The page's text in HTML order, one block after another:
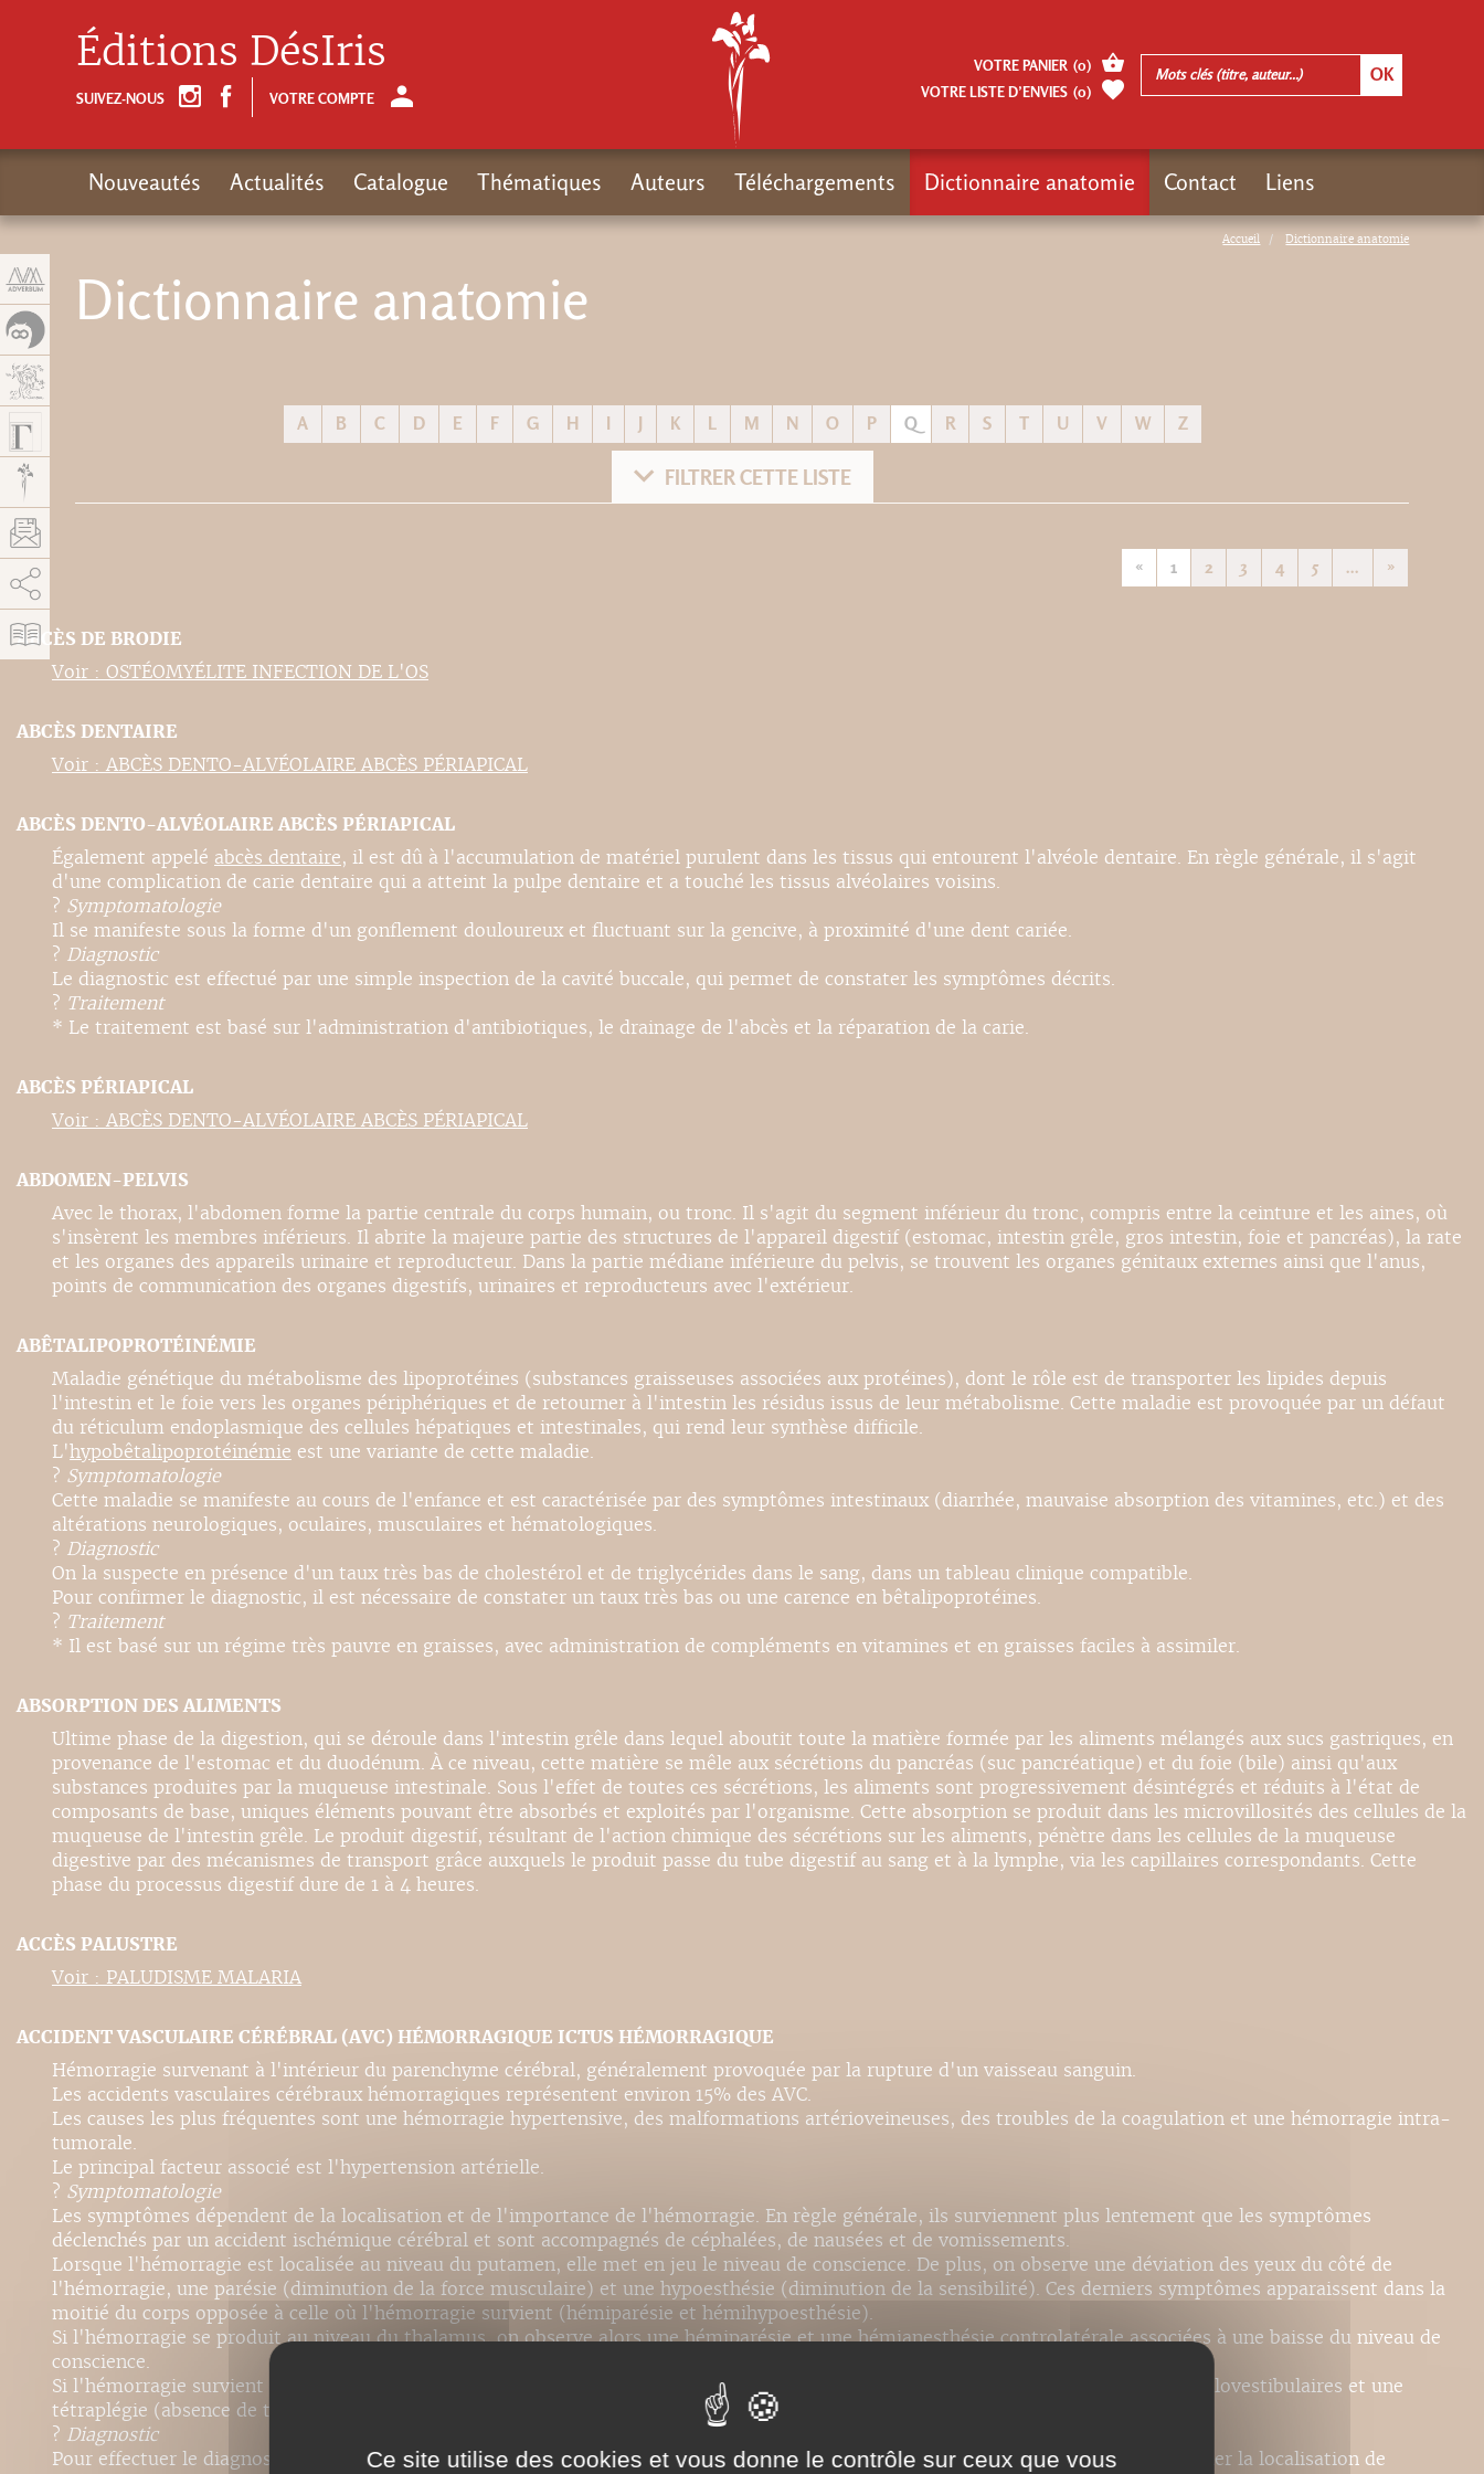
Accueil Dictionnaire anatomie
Dictionnaire anatomie
A B C D E F G H K L M N O P Q R S T U V W Z
FILTRER CETTE LISTE
« 1 2 3 4 5 ... »
ABCÈS DE BRODIE
Voir : OSTÉOMYÉLITE INFECTION DE L'OS
ABCÈS DENTAIRE
Voir : ABCÈS DENTO-ALVÉOLAIRE ABCÈS PÉRIAPICAL
ABCÈS DENTO-ALVÉOLAIRE ABCÈS PÉRIAPICAL
Également appelé abcès dentaire, il est dû à l'accumulation de matériel purulent dans les tissus qui entourent l'alvéole dentaire. En règle générale, il s'agit
d'une complication de carie dentaire qui a atteint la pulpe dentaire et a touché les tissus alvéolaires voisins.
? Symptomatologie
Il se manifeste sous la forme d'un gonflement douloureux et fluctuant sur la gencive, à proximité d'une dent cariée.
? Diagnostic
Le diagnostic est effectué par une simple inspection de la cavité buccale, qui permet de constater les symptômes décrits.
? Traitement
* Le traitement est basé sur l'administration d'antibiotiques, le drainage de l'abcès et la réparation de la carie.
ABCÈS PÉRIAPICAL
Voir : ABCÈS DENTO-ALVÉOLAIRE ABCÈS PÉRIAPICAL
ABDOMEN-PELVIS
Avec le thorax, l'abdomen forme la partie centrale du corps humain, ou tronc. Il s'agit du segment inférieur du tronc, compris entre la ceinture et les aines, où
s'insèrent les membres inférieurs. Il abrite la majeure partie des structures de l'appareil digestif (estomac, intestin grêle, gros intestin, foie et pancréas), la rate
et les organes des appareils urinaire et reproducteur. Dans la partie médiane inférieure du pelvis, se trouvent les organes génitaux externes ainsi que l'anus,
points de communication des organes digestifs, urinaires et reproducteurs avec l'extérieur.
ABÊTALIPOPROTÉINÉMIE
Maladie génétique du métabolisme des lipoprotéines (substances graisseuses associées aux protéines), dont le rôle est de transporter les lipides depuis
l'intestin et le foie vers les organes périphériques et de retourner à l'intestin les résidus issus de leur métabolisme. Cette maladie est provoquée par un défaut
du réticulum endoplasmique des cellules hépatiques et intestinales, qui rend leur synthèse difficile.
L'hypobêtalipoprotéinémie est une variante de cette maladie.
? Symptomatologie
Cette maladie se manifeste au cours de l'enfance et est caractérisée par des symptômes intestinaux (diarrhée, mauvaise absorption des vitamines, etc.) et des
altérations neurologiques, oculaires, musculaires et hématologiques.
? Diagnostic
On la suspecte en présence d'un taux très bas de cholestérol et de triglycérides dans le sang, dans un tableau clinique compatible.
Pour confirmer le diagnostic, il est nécessaire de constater un taux très bas ou une carence en bêtalipoprotéines.
? Traitement
* Il est basé sur un régime très pauvre en graisses, avec administration de compléments en vitamines et en graisses faciles à assimiler.
ABSORPTION DES ALIMENTS
Ultime phase de la digestion, qui se déroule dans l'intestin grêle dans lequel aboutit toute la matière formée par les aliments mélangés aux sucs gastriques, en
provenance de l'estomac et du duodénum. À ce niveau, cette matière se mêle aux sécrétions du pancréas (suc pancréatique) et du foie (bile) ainsi qu'aux
substances produites par la muqueuse intestinale. Sous l'effet de toutes ces sécrétions, les aliments sont progressivement désintégrés et réduits à l'état de
composants de base, uniques éléments pouvant être absorbés et exploités par l'organisme. Cette absorption se produit dans les microvillosités des cellules de la
muqueuse de l'intestin grêle. Le produit digestif, résultant de l'action chimique des sécrétions sur les aliments, pénètre dans les cellules de la muqueuse
digestive par des mécanismes de transport grâce auxquels le produit passe du tube digestif au sang et à la lymphe, via les capillaires correspondants. Cette
phase du processus digestif dure de 1 à 4 heures.
ACCÈS PALUSTRE
Voir : PALUDISME MALARIA
ACCIDENT VASCULAIRE CÉRÉBRAL (AVC) HÉMORRAGIQUE ICTUS HÉMORRAGIQUE
Hémorragie survenant à l'intérieur du parenchyme cérébral, généralement provoquée par la rupture d'un vaisseau sanguin.
Les accidents vasculaires cérébraux hémorragiques représentent environ 15% des AVC.
Les causes les plus fréquentes sont une hémorragie hypertensive, des malformations artérioveineuses, des troubles de la coagulation et une hémorragie intra-
tumorale.
Le principal facteur associé est l'hypertension artérielle.
? Symptomatologie
Les symptômes dépendent de la localisation et de l'importance de l'hémorragie. En règle générale, ils surviennent plus lentement que les symptômes
déclenchés par un accident ischémique cérébral et sont accompagnés de céphalées, de nausées et de vomissements.
Lorsque l'hémorragie est localisée au niveau du putamen, elle met en jeu le niveau de conscience. De plus, on observe une déviation des yeux du côté de
l'hémorragie, une parésie (diminution de la force musculaire) et une hypoesthésie (diminution de la sensibilité). Ces derniers symptômes apparaissent dans la
moitié du corps opposée à celle où l'hémorragie survient (hémiparésie et hémihypoesthésie).
Si l'hémorragie se produit au niveau du thalamus, on observe alors une hémiparésie et une hémianesthésie controlatérale associées à une baisse du niveau de
conscience.
Si l'hémorragie survient au niveau du pont (encéphale), elle provoque alors un coma, une perte des réflexes oculocéphaliques et oculovestibulaires et une
tétraplégie (absence de toute fonction motrice en dessous du cou).
? Diagnostic
Pour effectuer le diagnostic, la technique la plus courante est la tomographie axiale assistée par ordinateur, qui permet de déterminer la localisation de
Éditions DésIris
SUIVEZ-NOUS VOTRE COMPTE
VOTRE PANIER (0)
VOTRE LISTE D’ENVIES (0)
Nouveautés Actualités Catalogue Thématiques Auteurs Téléchargements Dictionnaire anatomie Contact Liens
Ce site utilise des cookies et vous donne le contrôle sur ceux que vous